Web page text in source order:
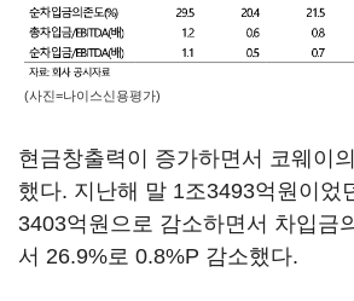
(사진=나이스신용평가)
현금창출력이 증가하면서 코웨이
했다. 지난해 말 1조3493억원이었
3403억원으로 감소하면서 차입금
서 26.9%로 0.8%P 감소했다.